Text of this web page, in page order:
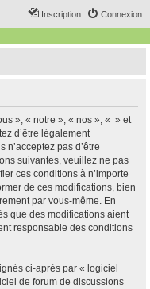
Connexion
Inscription
», « notre », « nos », « » et
d’être légalement
pas d’être
suivantes, veuillez ne pas
ces conditions à n’importe
de ces modifications, bien
par vous-même. En
que des modifications aient
responsable des conditions
ci-après par « logiciel
de forum de discussions